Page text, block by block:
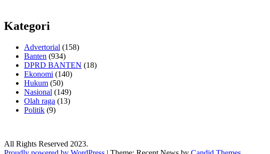
Kategori
Advertorial (158)
Banten (934)
DPRD BANTEN (18)
Ekonomi (140)
Hukum (50)
Nasional (149)
Olah raga (13)
Politik (9)
All Rights Reserved 2023.